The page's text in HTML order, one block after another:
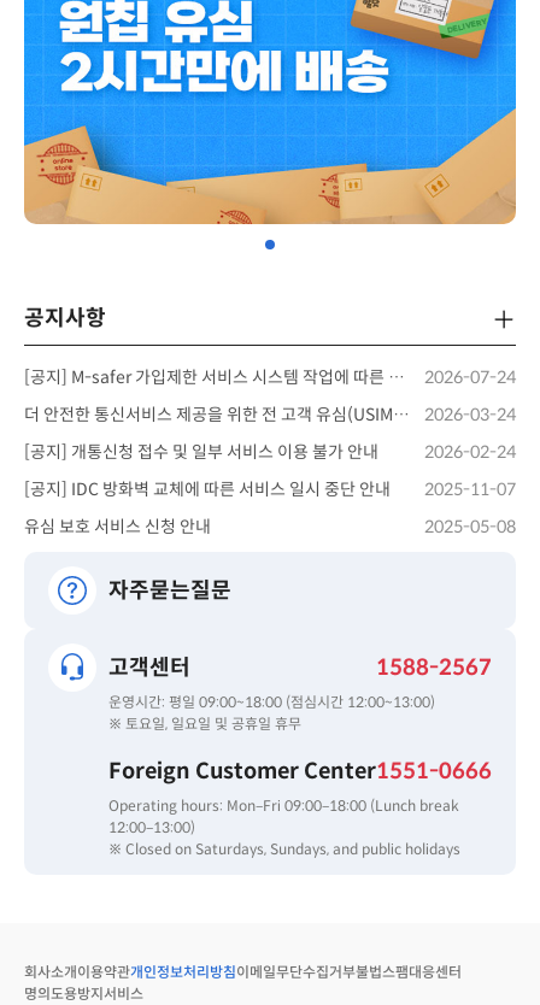
공지사항 더보
[공지] M-safer 가입제한 서비스 시스템 작업에 따른 안내
2026-07-24
더 안전한 통신서비스 제공을 위한 전 고객 유심(USIM) 업데이트 및 무료 교체 안내
2026-03-24
[공지] 개통신청 접수 및 일부 서비스 이용 불가 안내
2026-02-24
[공지] IDC 방화벽 교체에 따른 서비스 일시 중단 안내
2025-11-07
유심 보호 서비스 신청 안내
2025-05-08
자주묻는질문
고객센터 1588-2567
운영시간: 평일 09:00~18:00 (점심시간 12:00~13:00)
※ 토요일, 일요일 및 공휴일 휴무
Foreign Customer Center1551-0666
Operating hours: Mon–Fri 09:00–18:00 (Lunch break
12:00–13:00)
※ Closed on Saturdays, Sundays, and public holidays
회사소개 이용약관개인정보처리방침이메일무단수집거부불법스팸대응센터
명의도용방지서비스